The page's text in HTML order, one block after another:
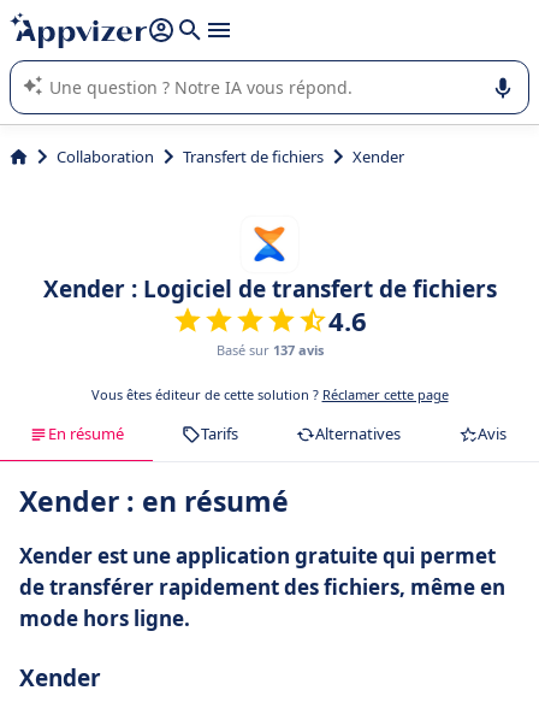
répondre (plusieurs lignes avec
L'IA de Appvizer vous guide dans l'utilisation ou la sélection de
logiciel SaaS en entreprise.
Collaboration Transfert de fichiers Xender
Xender : Logiciel de transfert de fichiers
4.6
Basé sur 137 avis
Vous êtes éditeur de cette solution ? Réclamer cette page
En résumé Tarifs Alternatives Avis
Xender : en résumé
Xender est une application gratuite qui permet
de transférer rapidement des fichiers, même en
mode hors ligne.
Xender